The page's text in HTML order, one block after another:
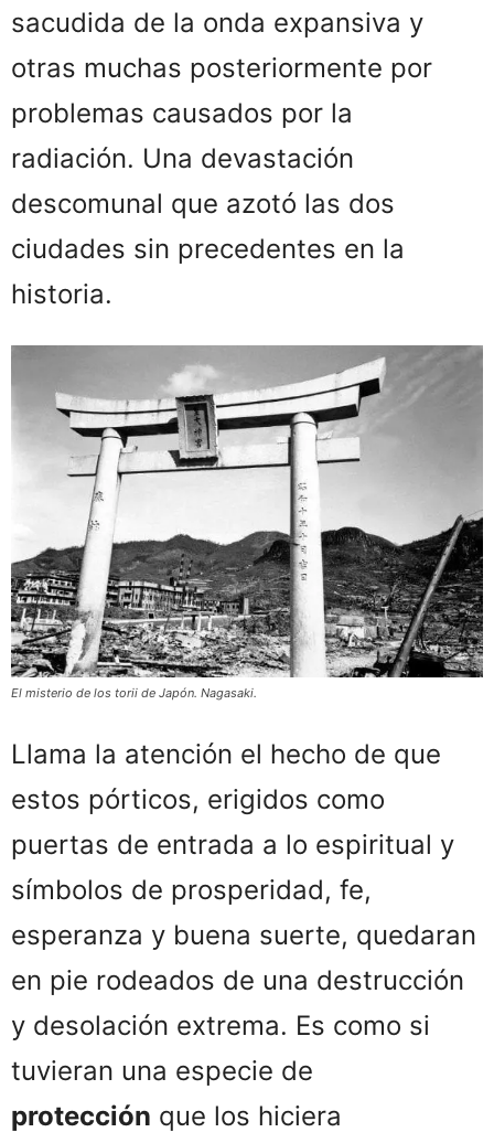
sacudida de la onda expansiva y
otras muchas posteriormente por
problemas causados por la
radiación. Una devastación
descomunal que azotó las dos
ciudades sin precedentes en la
historia.
El misterio de los torii de Japón. Nagasaki.
Llama la atención el hecho de que
estos pórticos, erigidos como
puertas de entrada a lo espiritual y
símbolos de prosperidad, fe,
esperanza y buena suerte, quedaran
en pie rodeados de una destrucción
y desolación extrema. Es como si
tuvieran una especie de
protección que los hiciera